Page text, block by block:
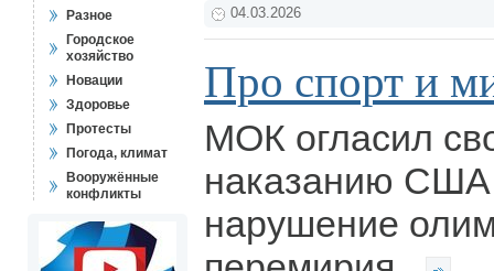
Разное
Городское
хозяйство
Новации
Здоровье
Протесты
Погода, климат
Вооружённые
конфликты
04.03.2026
Про спорт и
МОК огласил
наказанию США
нарушение